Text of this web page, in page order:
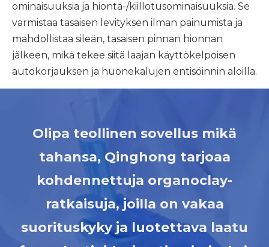
ominaisuuksia ja hionta-/kiillotusominaisuuksia. Se
varmistaa tasaisen levityksen ilman painumista ja
mahdollistaa sileän, tasaisen pinnan hionnan
jälkeen, mikä tekee siitä laajan käyttökelpoisen
autokorjauksen ja huonekalujen entisöinnin aloilla.
Olipa teollinen sovellus mikä
tahansa, Qinghong tarjoaa
kohdennettuja organoclay-
ratkaisuja, joilla on vakaa
suorituskyky ja luotettava laatu